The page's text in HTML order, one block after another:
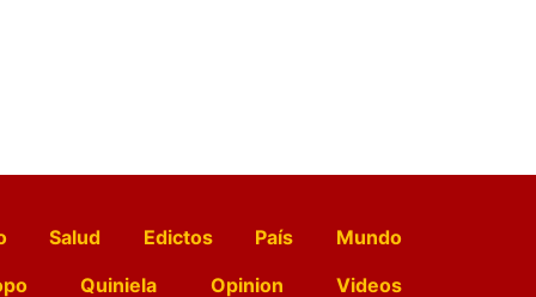
Salud Edictos País
Mundo
Quiniela Opinion
Videos